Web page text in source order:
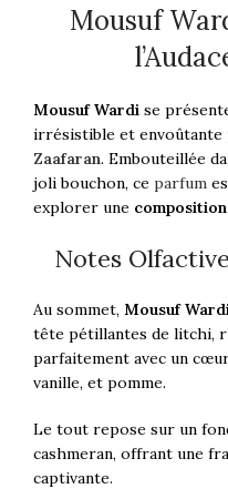
Mousuf
Mousuf Wardi se
irrésistible et envoûtante
Zaafaran. Embouteillée
joli bouchon, ce parfum
explorer une
Notes
Au sommet, Mousuf
tête pétillantes de litchi,
parfaitement avec un
vanille, et pomme.
Le tout repose sur un
cashmeran, offrant une
captivante.